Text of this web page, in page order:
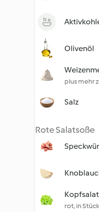
Olivenöl
plus mehr
Salz
Rote Salatsoße
Kopfsalat
rot, in